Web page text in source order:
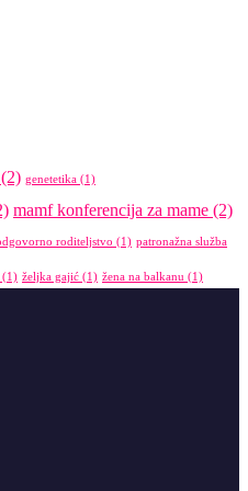
(2) genetetika (1)
mamf konferencija za mame (2)
roditeljstvo (1) patronažna služba
(1) željka gajić (1) žena na balkanu (1)